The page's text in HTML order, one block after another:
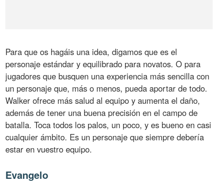
Para que os hagáis una idea, digamos que es el
personaje estándar y equilibrado para novatos. O para
jugadores que busquen una experiencia más sencilla con
un personaje que, más o menos, pueda aportar de todo.
Walker ofrece más salud al equipo y aumenta el daño,
además de tener una buena precisión en el campo de
batalla. Toca todos los palos, un poco, y es bueno en casi
cualquier ámbito. Es un personaje que siempre debería
estar en vuestro equipo.
Evangelo